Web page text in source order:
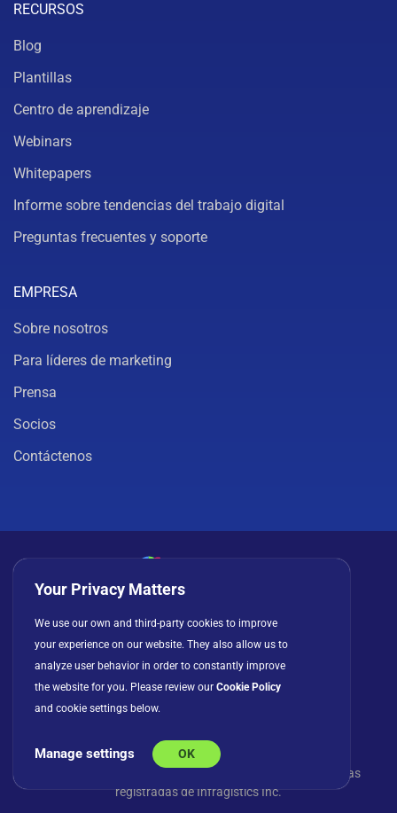
RECURSOS
Blog
Plantillas
Centro de aprendizaje
Webinars
Whitepapers
Informe sobre tendencias del trabajo digital
Preguntas frecuentes y soporte
EMPRESA
Sobre nosotros
Para líderes de marketing
Prensa
Socios
Contáctenos
Política de privacidad Cookies
Acuerdo de licencia
© Copyright 2026 INFRAGISTICS. Todos los derechos
reservados. Slingshot y el logotipo de Slingshot son marcas
registradas de Infragistics Inc.
Your Privacy Matters
We use our own and third-party cookies to improve
your experience on our website. They also allow us to
analyze user behavior in order to constantly improve
the website for you. Please review our Cookie Policy
and cookie settings below.
Manage settings OK